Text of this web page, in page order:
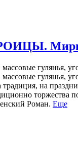
гулянья,
гулянья,
на
торжества
Роман. Еще